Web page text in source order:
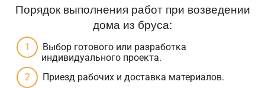
Порядок выполнения работ при возведении
дома из бруса:
Выбор готового или разработка
индивидуального проекта.
Приезд рабочих и доставка материалов.